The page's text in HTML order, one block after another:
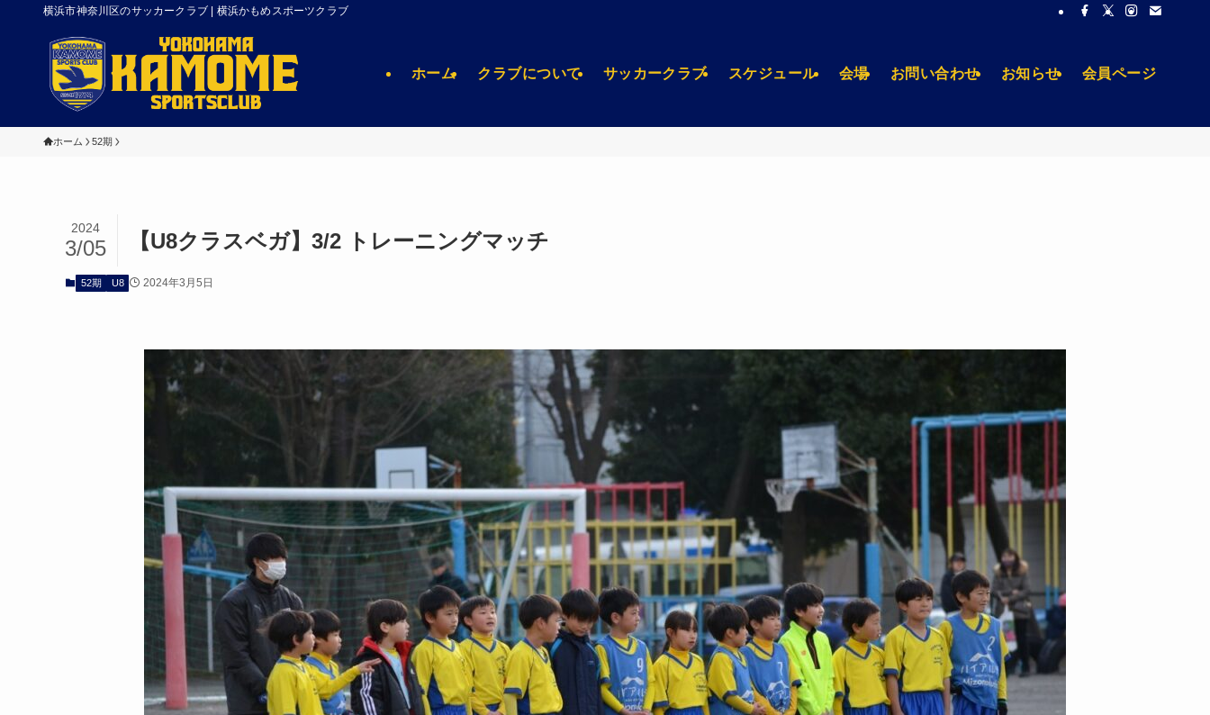
横浜市神奈川区のサッカークラブ | 横浜かもめスポーツクラブ
ホーム クラブについて サッカークラブ スケジュール 会場 お問い合わせ お知らせ 会員ページ
ホーム 52期
【U8クラスベガ】3/2 トレーニングマッチ
2024
3/05
52期 U8 2024年3月5日